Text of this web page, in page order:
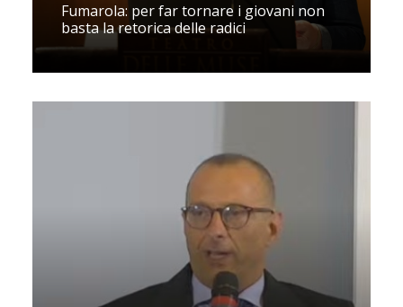
Fumarola: per far tornare i giovani non
basta la retorica delle radici